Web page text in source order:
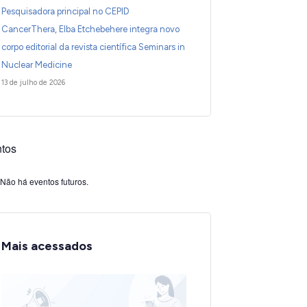
Pesquisadora principal no CEPID
CancerThera, Elba Etchebehere integra novo
corpo editorial da revista científica Seminars in
Nuclear Medicine
13 de julho de 2026
Não há eventos futuros.
Mais acessados